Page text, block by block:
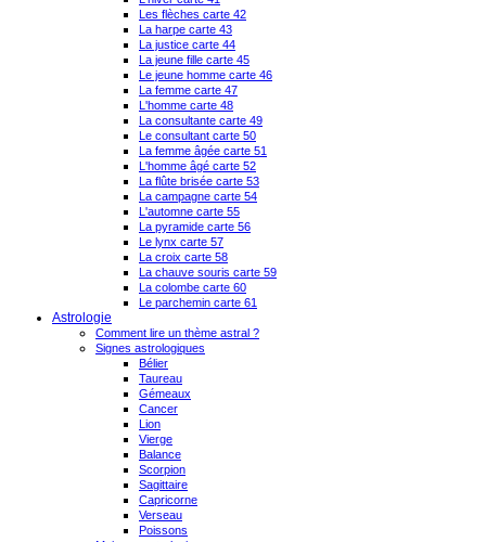
Les flèches carte 42
La harpe carte 43
La justice carte 44
La jeune fille carte 45
Le jeune homme carte 46
La femme carte 47
L'homme carte 48
La consultante carte 49
Le consultant carte 50
La femme âgée carte 51
L'homme âgé carte 52
La flûte brisée carte 53
La campagne carte 54
L'automne carte 55
La pyramide carte 56
Le lynx carte 57
La croix carte 58
La chauve souris carte 59
La colombe carte 60
Le parchemin carte 61
Astrologie
Comment lire un thème astral ?
Signes astrologiques
Bélier
Taureau
Gémeaux
Cancer
Lion
Vierge
Balance
Scorpion
Sagittaire
Capricorne
Verseau
Poissons